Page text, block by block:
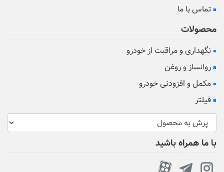
تماس با ما
محصولات
نگهداری و مراقبت از خودرو
روانساز و روغن
مکمل و افزودنی خودرو
فیلتر
با ما همراه باشید